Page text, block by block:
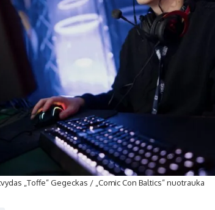
„Toffe“ Gegeckas / „Comic Con Baltics“ nuotrauka